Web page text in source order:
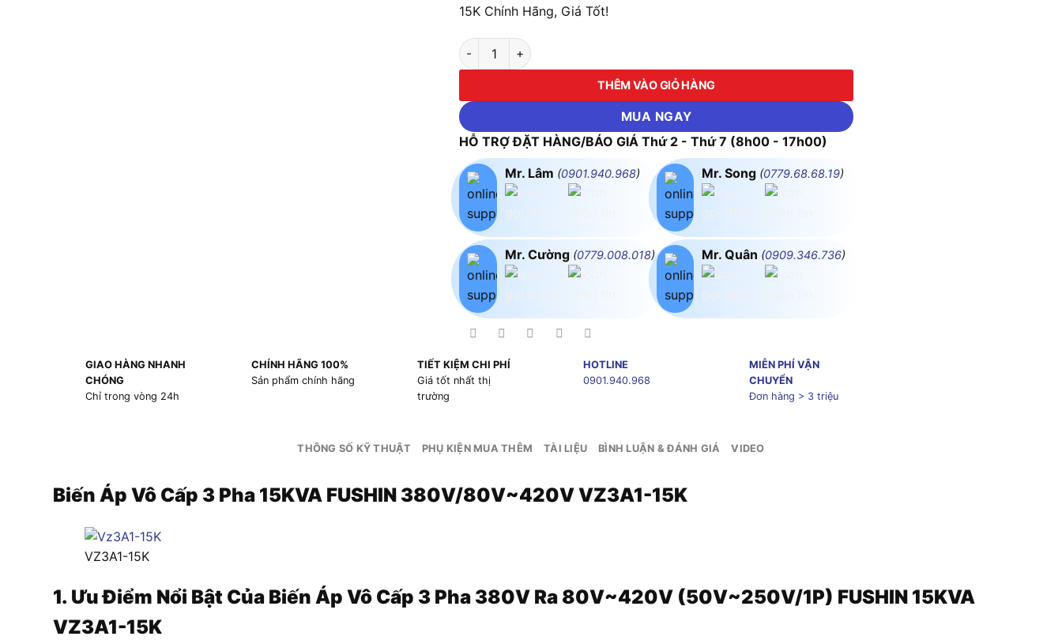
15K Chính Hãng, Giá Tốt!
Biến Áp Vô Cấp 3 Pha 15KVA FUSHIN 380V/80V~420V VZ3A1-15K số lượng
THÊM VÀO GIỎ HÀNG
MUA NGAY
HỖ TRỢ ĐẶT HÀNG/BÁO GIÁ Thứ 2 - Thứ 7 (8h00 - 17h00)
Mr. Lâm (0901.940.968)
Mr. Cường (0779.008.018)
Mr. Song (0779.68.68.19)
Mr. Quân (0909.346.736)
GIAO HÀNG NHANH
CHÓNG
Chỉ trong vòng 24h
CHÍNH HÃNG 100%
Sản phẩm chính hãng
TIẾT KIỆM CHI PHÍ
Giá tốt nhất thị
trường
HOTLINE
0901.940.968
MIỄN PHÍ VẬN
CHUYỂN
Đơn hàng > 3 triệu
THÔNG SỐ KỸ THUẬT PHỤ KIỆN MUA THÊM TÀI LIỆU BÌNH LUẬN & ĐÁNH GIÁ VIDEO
Biến Áp Vô Cấp 3 Pha 15KVA FUSHIN 380V/80V~420V VZ3A1-15K
VZ3A1-15K
1. Ưu Điểm Nổi Bật Của Biến Áp Vô Cấp 3 Pha 380V Ra 80V~420V (50V~250V/1P) FUSHIN 15KVA
VZ3A1-15K